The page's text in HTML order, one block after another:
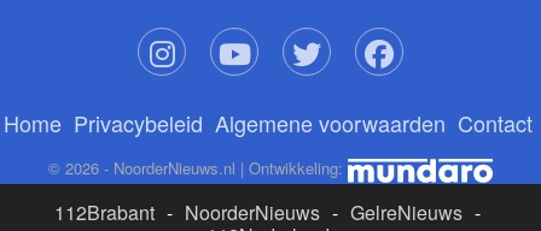
Home Privacybeleid Algemene voorwaarden Contact
© 2026 - NoorderNieuws.nl | Ontwikkeling:
112Brabant - NoorderNieuws - GelreNieuws -